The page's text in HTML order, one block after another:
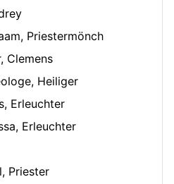
Priestermönch
Clemens
Heiliger
Erleuchter
Erleuchter
Priester